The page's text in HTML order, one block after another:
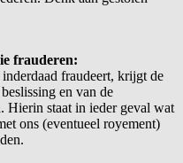
frauderen:
fraudeert, krijgt de
en van de
Hierin staat in ieder geval wat
ons (eventueel royement)